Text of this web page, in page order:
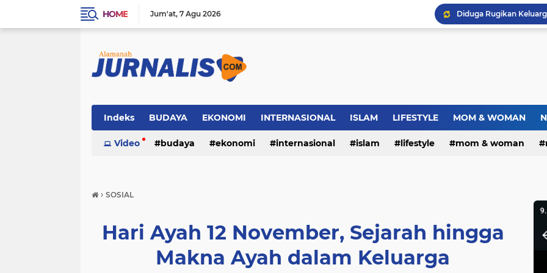
HOME Jum'at 7 Agu 2026
Warga RW.06 Wisma
Bupati Pemalang
Indeks BUDAYA EKONOMI INTERNASIONAL ISLAM LIFESTYLE MOM & WOMAN
SOSIAL WISATA
Video budaya ekonomi internasional islam lifestyle mom & woman
› SOSIAL
Hari Ayah 12 November, Sejarah hingga
Makna Ayah dalam Keluarga